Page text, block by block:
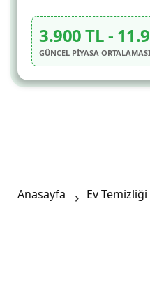
3.900 TL -
GÜNCEL PİYASA ORTALAMASI
Anasayfa Ev Temizliği